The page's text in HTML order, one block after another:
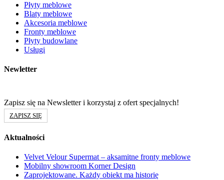
Płyty meblowe
Blaty meblowe
Akcesoria meblowe
Fronty meblowe
Płyty budowlane
Usługi
Newletter
Zapisz się na Newsletter i korzystaj z ofert specjalnych!
ZAPISZ SIĘ
Aktualności
Velvet Velour Supermat – aksamitne fronty meblowe
Mobilny showroom Korner Design
Zaprojektowane. Każdy obiekt ma historię